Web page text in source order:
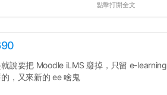
點擊打開全文
說要把 Moodle iLMS 廢掉，只留 e-learning
，又來新的 ee 啥鬼